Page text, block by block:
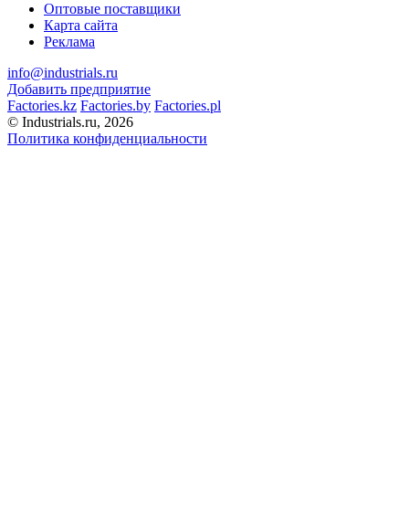
Оптовые поставщики
Карта сайта
Реклама
info@industrials.ru
Добавить предприятие
Factories.kz Factories.by Factories.pl
© Industrials.ru, 2026
Политика конфиденциальности